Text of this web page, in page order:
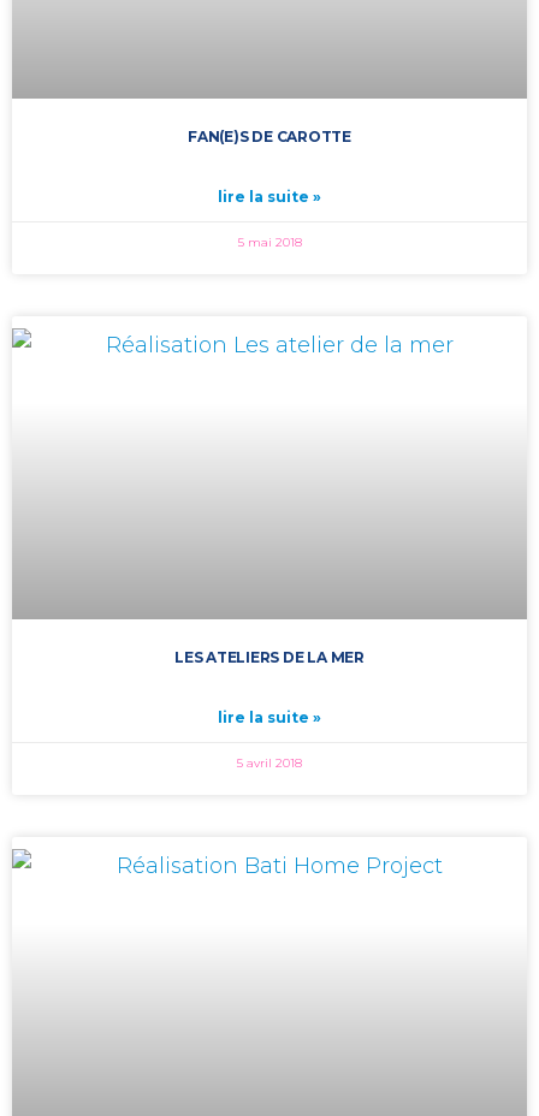
FAN(E)S DE CAROTTE
lire la suite »
5 mai 2018
LES ATELIERS DE LA MER
lire la suite »
5 avril 2018